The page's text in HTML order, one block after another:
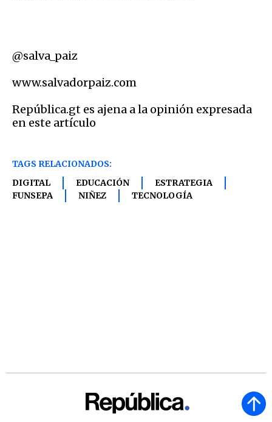
@salva_paiz
www.salvadorpaiz.com
República.gt es ajena a la opinión expresada
en este artículo
TAGS RELACIONADOS:
DIGITAL
EDUCACIÓN
ESTRATEGIA
FUNSEPA
NIÑEZ TECNOLOGÍA